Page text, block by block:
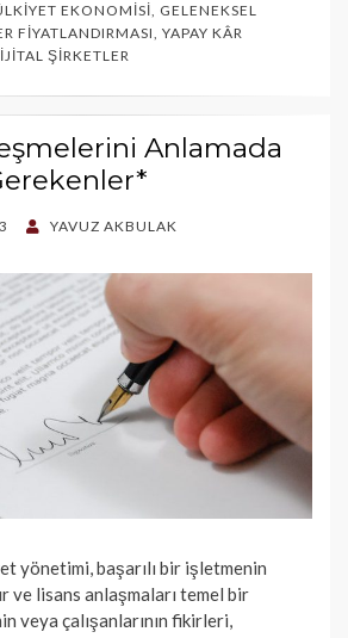
EKONOMISI, GELENEKSEL
FIYATLANDIRMASI, YAPAY KÂR
ŞIRKETLER
Anlamada
YAVUZ AKBULAK
yönetimi, başarılı bir işletmenin
ve lisans anlaşmaları temel bir
veya çalışanlarının fikirleri,